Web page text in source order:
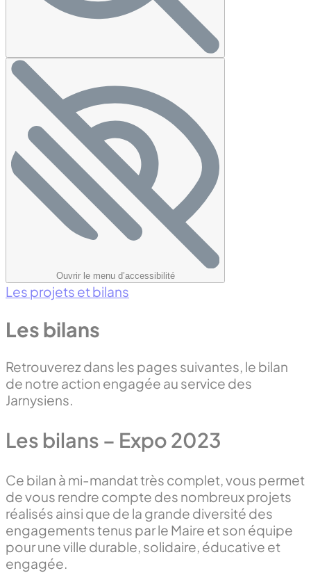
Ouvrir le menu d’accessibilité
Les projets et bilans
Les bilans
Retrouverez dans les pages suivantes, le bilan
de notre action engagée au service des
Jarnysiens.
Les bilans – Expo 2023
Ce bilan à mi-mandat très complet, vous permet
de vous rendre compte des nombreux projets
réalisés ainsi que de la grande diversité des
engagements tenus par le Maire et son équipe
pour une ville durable, solidaire, éducative et
engagée.